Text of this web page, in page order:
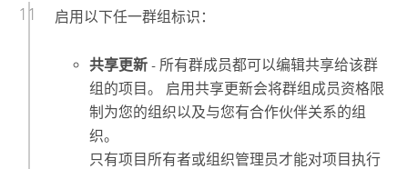
启用以下任一群组标识：
共享更新 - 所有群成员都可以编辑共享给该群
组的项目。 启用共享更新会将群组成员资格限
制为您的组织以及与您有合作伙伴关系的组
织。
只有项目所有者或组织管理员才能对项目执行